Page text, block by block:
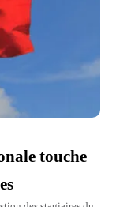
touche